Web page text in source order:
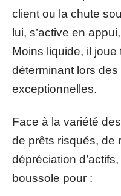
client ou la chute
lui, s’active en
Moins liquide, il joue
déterminant lors
exceptionnelles.
Face à la variété
de prêts risqués, de
dépréciation
boussole pour :